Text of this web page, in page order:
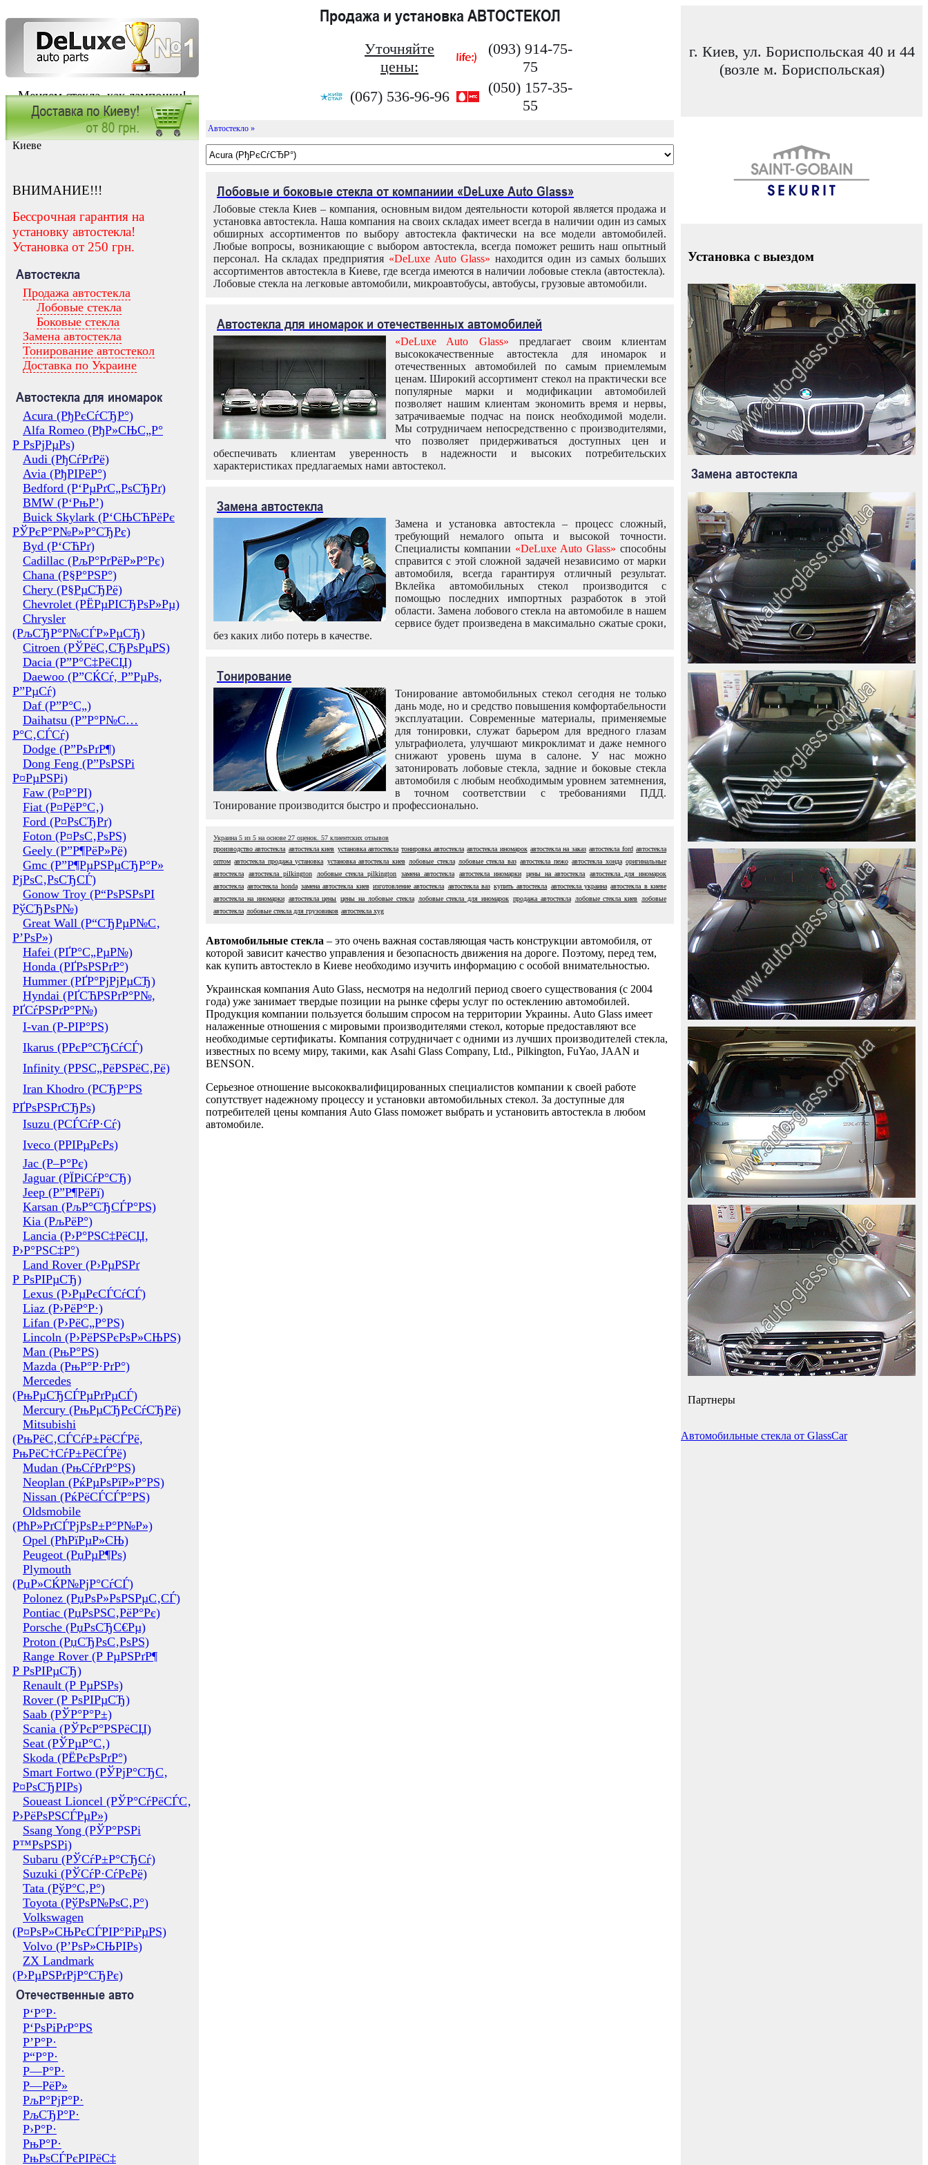
Меняем стекла, как лампочки!
Продажа и установка АВТОСТЕКОЛ
Уточняйте
цены:
(093) 914-75-
75
(067) 536-96-96
(050) 157-35-
55
г. Киев, ул. Бориспольская 40 и 44
(возле м. Бориспольская)
Заказать установку автостекла в
Киеве
ВНИМАНИЕ!!!
Бессрочная гарантия на
установку автостекла!
Установка от 250 грн.
Автостекла
Продажа автостекла
Лобовые стекла
Боковые стекла
Замена автостекла
Тонирование автостекол
Доставка по Украине
Автостекла для иномарок
Acura (РђРєСѓСЂР°)
Alfa Romeo (РђР»СЊС„Р°
Р РѕРјРµРѕ)
Audi (РђСѓРґРё)
Avia (РђРІРёР°)
Bedford (Р‘РµРґС„РѕСЂРґ)
BMW (Р‘РњР’)
Buick Skylark (Р‘СЊСЋРёРє
РЎРєР°Р№Р»Р°СЂРє)
Byd (Р‘СЋРґ)
Cadillac (РљР°РґРёР»Р°Рє)
Chana (Р§Р°РЅР°)
Chery (Р§РµСЂРё)
Chevrolet (РЁРµРІСЂРѕР»Рµ)
Chrysler
(РљСЂР°Р№СЃР»РµСЂ)
Citroen (РЎРёС‚СЂРѕРµРЅ)
Dacia (Р”Р°С‡РёСЏ)
Daewoo (Р”СЌСѓ, Р”РµРѕ,
Р”РµСѓ)
Daf (Р”Р°С„)
Daihatsu (Р”Р°Р№С…
Р°С‚СЃСѓ)
Dodge (Р”РѕРґР¶)
Dong Feng (Р”РѕРЅРі
Р¤РµРЅРі)
Faw (Р¤Р°РІ)
Fiat (Р¤РёР°С‚)
Ford (Р¤РѕСЂРґ)
Foton (Р¤РѕС‚РѕРЅ)
Geely (Р”Р¶РёР»Рё)
Gmc (Р”Р¶РµРЅРµСЂР°Р»
РјРѕС‚РѕСЂСЃ)
Gonow Troy (Р“РѕРЅРѕРІ
РўСЂРѕР№)
Great Wall (Р“СЂРµР№С‚
Р’РѕР»)
Hafei (РҐР°С„РµР№)
Honda (РҐРѕРЅРґР°)
Hummer (РҐР°РјРјРµСЂ)
Hyndai (РҐСЋРЅРґР°Р№,
РҐСѓРЅРґР°Р№)
I-van (Р-РІР°РЅ)
Ikarus (РРєР°СЂСѓСЃ)
Infinity (РРЅС„РёРЅРёС‚Рё)
Iran Khodro (РСЂР°РЅ
РҐРѕРЅРґСЂРѕ)
Isuzu (РСЃСѓР·Сѓ)
Iveco (РРІРµРєРѕ)
Jac (Р–Р°Рє)
Jaguar (РЇРіСѓР°СЂ)
Jeep (Р”Р¶РёРї)
Karsan (РљР°СЂСЃР°РЅ)
Kia (РљРёР°)
Lancia (Р›Р°РЅС‡РёСЏ,
Р›Р°РЅС‡Р°)
Land Rover (Р›РµРЅРґ
Р РѕРІРµСЂ)
Lexus (Р›РµРєСЃСѓСЃ)
Liaz (Р›РёР°Р·)
Lifan (Р›РёС„Р°РЅ)
Lincoln (Р›РёРЅРєРѕР»СЊРЅ)
Man (РњР°РЅ)
Mazda (РњР°Р·РґР°)
Mercedes
(РњРµСЂСЃРµРґРµСЃ)
Mercury (РњРµСЂРєСѓСЂРё)
Mitsubishi
(РњРёС‚СЃСѓР±РёСЃРё,
РњРёС†СѓР±РёСЃРё)
Mudan (РњСѓРґР°РЅ)
Neoplan (РќРµРѕРїР»Р°РЅ)
Nissan (РќРёСЃСЃР°РЅ)
Oldsmobile
(РћР»РґСЃРјРѕР±Р°Р№Р»)
Opel (РћРїРµР»СЊ)
Peugeot (РџРµР¶Рѕ)
Plymouth
(РџР»СЌР№РјР°СѓСЃ)
Polonez (РџРѕР»РѕРЅРµС‚СЃ)
Pontiac (РџРѕРЅС‚РёР°Рє)
Porsche (РџРѕСЂС€Рµ)
Proton (РџСЂРѕС‚РѕРЅ)
Range Rover (Р РµРЅРґР¶
Р РѕРІРµСЂ)
Renault (Р РµРЅРѕ)
Rover (Р РѕРІРµСЂ)
Saab (РЎР°Р°Р±)
Scania (РЎРєР°РЅРёСЏ)
Seat (РЎРµР°С‚)
Skoda (РЁРєРѕРґР°)
Smart Fortwo (РЎРјР°СЂС‚
Р¤РѕСЂРІРѕ)
Soueast Lioncel (РЎР°СѓРёСЃС‚
Р›РёРѕРЅСЃРµР»)
Ssang Yong (РЎР°РЅРі
Р™РѕРЅРі)
Subaru (РЎСѓР±Р°СЂСѓ)
Suzuki (РЎСѓР·СѓРєРё)
Tata (РўР°С‚Р°)
Toyota (РўРѕР№РѕС‚Р°)
Volkswagen
(Р¤РѕР»СЊРєСЃРІР°РіРµРЅ)
Volvo (Р’РѕР»СЊРІРѕ)
ZX Landmark
(Р›РµРЅРґРјР°СЂРє)
Отечественные авто
Р‘Р°Р·
Р‘РѕРіРґР°РЅ
Р’Р°Р·
Р“Р°Р·
Р—Р°Р·
Р—РёР»
РљР°РјР°Р·
РљСЂР°Р·
Р›Р°Р·
РњР°Р·
РњРѕСЃРєРІРёС‡
Автостекло »
Лобовые и боковые стекла от компаниии «DeLuxe Auto Glass»
Лобовые стекла Киев – компания, основным видом деятельности которой является продажа и
установка автостекла. Наша компания на своих складах имеет всегда в наличии один из самых
обширных ассортиментов по выбору автостекла фактически на все модели автомобилей.
Любые вопросы, возникающие с выбором автостекла, всегда поможет решить наш опытный
персонал. На складах предприятия «DeLuxe Auto Glass» находится один из самых больших
ассортиментов автостекла в Киеве, где всегда имеются в наличии лобовые стекла (автостекла).
Лобовые стекла на легковые автомобили, микроавтобусы, автобусы, грузовые автомобили.
Автостекла для иномарок и отечественных автомобилей
«DeLuxe Auto Glass» предлагает своим клиентам
высококачественные автостекла для иномарок и
отечественных автомобилей по самым приемлемым
ценам. Широкий ассортимент стекол на практически все
популярные марки и модификации автомобилей
позволяет нашим клиентам экономить время и нервы,
затрачиваемые подчас на поиск необходимой модели.
Мы сотрудничаем непосредственно с производителями,
что позволяет придерживаться доступных цен и
обеспечивать клиентам уверенность в надежности и высоких потребительских
характеристиках предлагаемых нами автостекол.
Замена автостекла
Замена и установка автостекла – процесс сложный,
требующий немалого опыта и высокой точности.
Специалисты компании «DeLuxe Auto Glass» способны
справится с этой сложной задачей независимо от марки
автомобиля, всегда гарантируя отличный результат.
Вклейка автомобильных стекол производится с
помощью последних импортных разработок в этой
области. Замена лобового стекла на автомобиле в нашем
сервисе будет произведена в максимально сжатые сроки,
без каких либо потерь в качестве.
Тонирование
Тонирование автомобильных стекол сегодня не только
дань моде, но и средство повышения комфортабельности
эксплуатации. Современные материалы, применяемые
для тонировки, служат барьером для вредного глазам
ультрафиолета, улучшают микроклимат и даже немного
снижают уровень шума в салоне. У нас можно
затонировать лобовые стекла, задние и боковые стекла
автомобиля с любым необходимым уровнем затемнения,
в точном соответствии с требованиями ПДД.
Тонирование производится быстро и профессионально.
Украина 5 из 5 на основе 27 оценок. 57 клиентских отзывов
производство автостекла автостекла киев установка автостекла тонировка автостекла автостекла иномарок автостекла на заказ автостекла ford автостекла
оптом автостекла продажа установка установка автостекла киев лобовые стекла лобовые стекла ваз автостекла пежо автостекла хонда оригинальные
автостекла
автостекла pilkington лобовые стекла pilkington замена автостекла автостекла иномарки цены на автостекла
автостекла для иномарок
автостекла автостекла honda замена автостекла киев изготовление автостекла автостекла ваз купить автостекла автостекла украина автостекла в киеве
автостекла на иномарки автостекла цены цены на лобовые стекла лобовые стекла для иномарок продажа автостекла лобовые стекла киев
лобовые
автостекла лобовые стекла для грузовиков автостекла xyg
Автомобильные стекла – это очень важная составляющая часть конструкции автомобиля, от
которой зависит качество управления и безопасность движения на дороге. Поэтому, перед тем,
как купить автостекло в Киеве необходимо изучить информацию с особой внимательностью.
Украинская компания Auto Glass, несмотря на недолгий период своего существования (с 2004
года) уже занимает твердые позиции на рынке сферы услуг по остеклению автомобилей.
Продукция компании пользуется большим спросом на территории Украины. Auto Glass имеет
налаженные отношения с мировыми производителями стекол, которые предоставляют все
необходимые сертификаты. Компания сотрудничает с одними из лучших производителей стекла,
известных по всему миру, такими, как Asahi Glass Company, Ltd., Pilkington, FuYao, JAAN и
BENSON.
Серьезное отношение высококвалифицированных специалистов компании к своей работе
сопутствует надежному процессу и установки автомобильных стекол. За доступные для
потребителей цены компания Auto Glass поможет выбрать и установить автостекла в любом
автомобиле.
Установка с выездом
Замена автостекла
Партнеры
Автомобильные стекла от GlassCar